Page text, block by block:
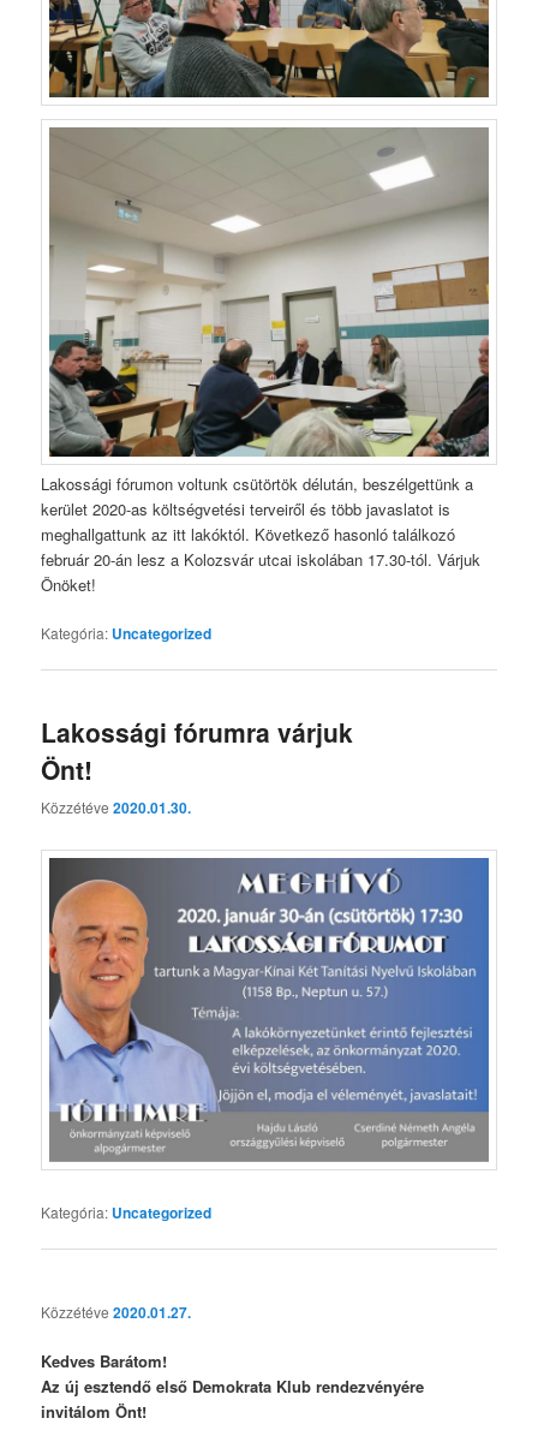
Lakossági fórumon voltunk csütörtök délután, beszélgettünk a
kerület 2020-as költségvetési terveiről és több javaslatot is
meghallgattunk az itt lakóktól. Következő hasonló találkozó
február 20-án lesz a Kolozsvár utcai iskolában 17.30-tól. Várjuk
Önöket!
Kategória: Uncategorized
Lakossági fórumra várjuk
Önt!
Közzétéve2020.01.30.
Kategória: Uncategorized
Közzétéve2020.01.27.
Kedves Barátom!
Az új esztendő első Demokrata Klub rendezvényére
invitálom Önt!